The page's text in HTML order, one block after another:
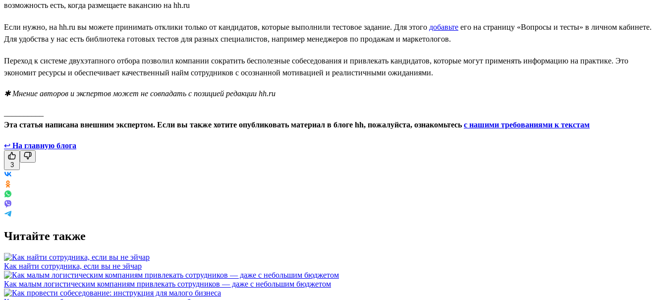
возможность есть, когда размещаете вакансию на hh.ru
Если нужно, на hh.ru вы можете принимать отклики только от кандидатов, которые выполнили тестовое задание. Для этого добавьте его на страницу «Вопросы и тесты» в личном кабинете.
Для удобства у нас есть библиотека готовых тестов для разных специалистов, например менеджеров по продажам и маркетологов.
Переход к системе двухэтапного отбора позволил компании сократить бесполезные собеседования и привлекать кандидатов, которые могут применять информацию на практике. Это
экономит ресурсы и обеспечивает качественный найм сотрудников с осознанной мотивацией и реалистичными ожиданиями.
✱ Мнение авторов и экспертов может не совпадать с позицией редакции hh.ru
Эта статья написана внешним экспертом. Если вы также хотите опубликовать материал в блоге hh, пожалуйста, ознакомьтесь с нашими требованиями к текстам
↩ На главную блога
3
Читайте также
Как найти сотрудника, если вы не эйчар
Как малым логистическим компаниям привлекать сотрудников — даже с небольшим бюджетом